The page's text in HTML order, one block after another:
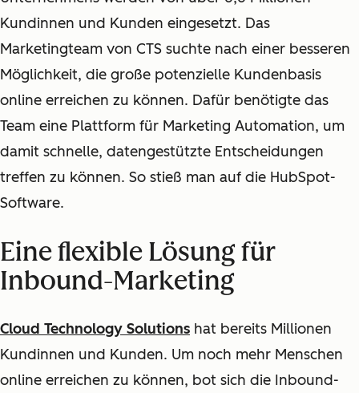
Kundinnen und Kunden eingesetzt. Das
Marketingteam von CTS suchte nach einer besseren
Möglichkeit, die große potenzielle Kundenbasis
online erreichen zu können. Dafür benötigte das
Team eine Plattform für Marketing Automation, um
damit schnelle, datengestützte Entscheidungen
treffen zu können. So stieß man auf die HubSpot-
Software.
Eine flexible Lösung für
Inbound-Marketing
Cloud Technology Solutions hat bereits Millionen
Kundinnen und Kunden. Um noch mehr Menschen
online erreichen zu können, bot sich die Inbound-